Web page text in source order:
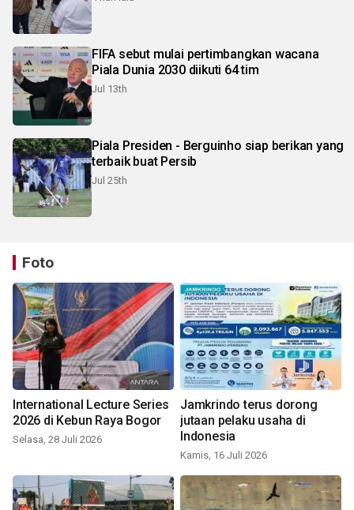
FIFA sebut mulai pertimbangkan wacana
Piala Dunia 2030 diikuti 64 tim
Jul 13th
Piala Presiden - Berguinho siap berikan yang
terbaik buat Persib
Jul 25th
Foto
International Lecture Series
2026 di Kebun Raya Bogor
Selasa, 28 Juli 2026
Jamkrindo terus dorong
jutaan pelaku usaha di
Indonesia
Kamis, 16 Juli 2026